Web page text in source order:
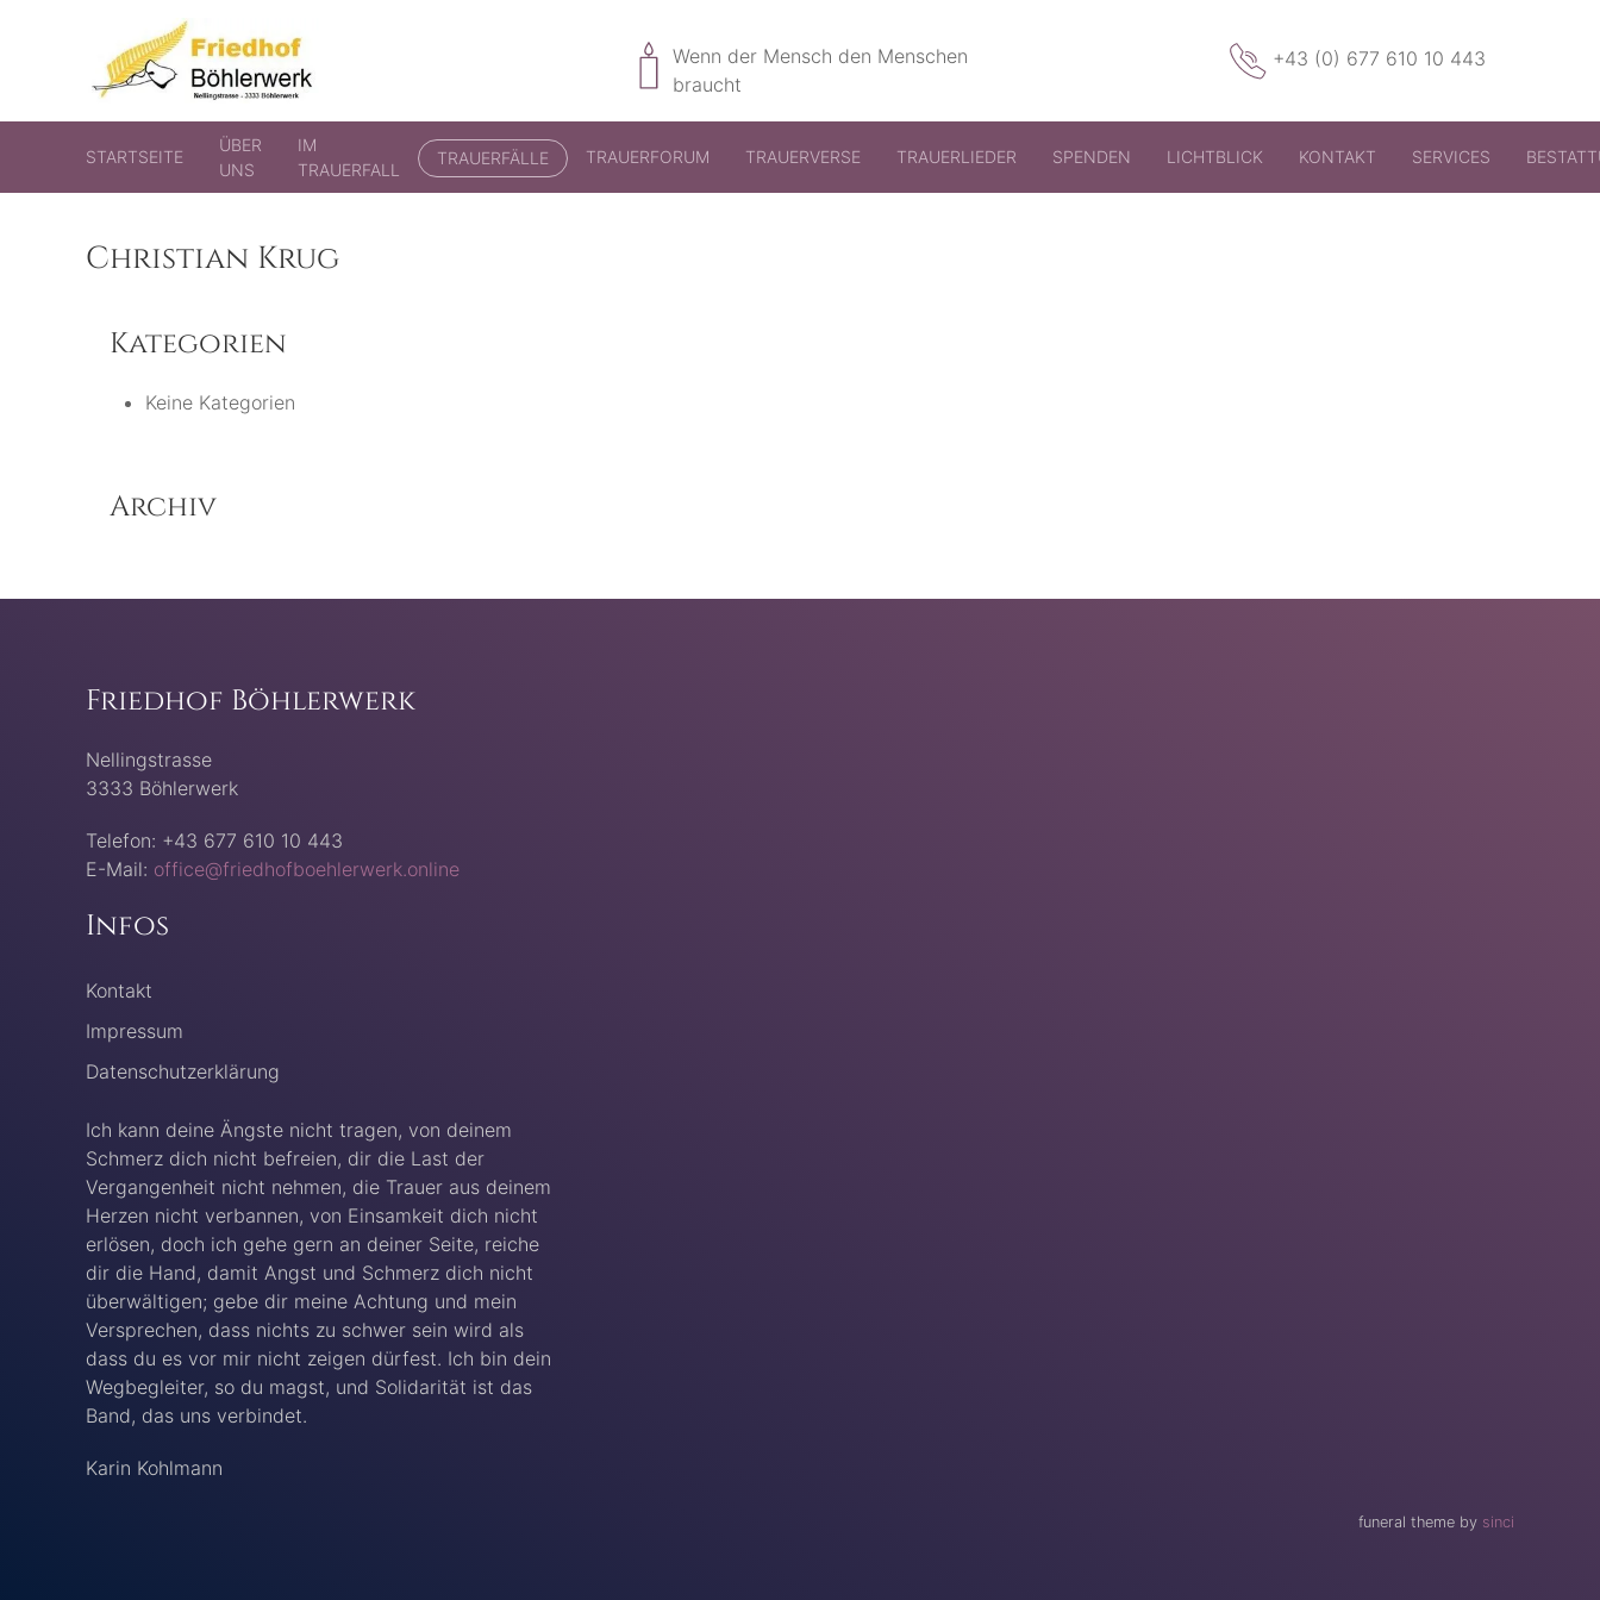
Friedhof Böhlerwerk
der virtuelle Friedhof von Böhlerwerk
Wenn der Mensch den Menschen
braucht
+43 (0) 677 610 10 443
STARTSEITE
ÜBER
UNS
IM
TRAUERFALL
TRAUERFÄLLE TRAUERFORUM TRAUERVERSE TRAUERLIEDER SPENDEN LICHTBLICK KONTAKT SERVICES
Christian Krug
Kategorien
Keine Kategorien
Archiv
Friedhof Böhlerwerk
Nellingstrasse
3333 Böhlerwerk
Telefon: +43 677 610 10 443
E-Mail: office@friedhofboehlerwerk.online
Infos
Kontakt
Impressum
Datenschutzerklärung
Ich kann deine Ängste nicht tragen, von deinem
Schmerz dich nicht befreien, dir die Last der
Vergangenheit nicht nehmen, die Trauer aus deinem
Herzen nicht verbannen, von Einsamkeit dich nicht
erlösen, doch ich gehe gern an deiner Seite, reiche
dir die Hand, damit Angst und Schmerz dich nicht
überwältigen; gebe dir meine Achtung und mein
Versprechen, dass nichts zu schwer sein wird als
dass du es vor mir nicht zeigen dürfest. Ich bin dein
Wegbegleiter, so du magst, und Solidarität ist das
Band, das uns verbindet.
Karin Kohlmann
funeral theme by sinci